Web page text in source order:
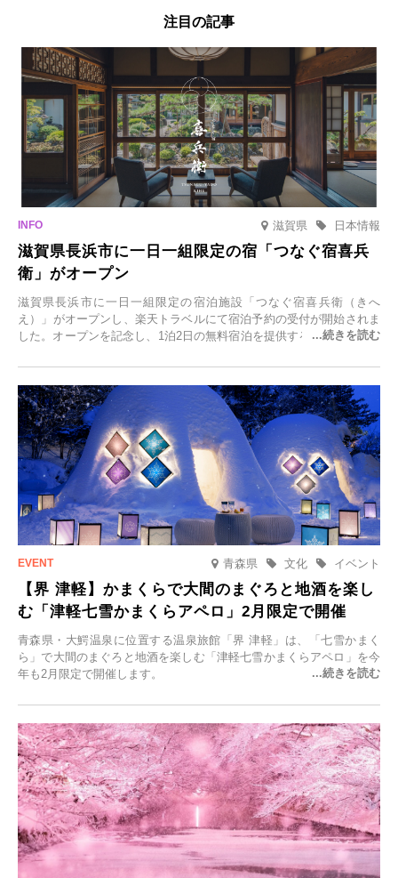
注目の記事
滋賀県 日本情報
滋賀県長浜市に一日一組限定の宿「つなぐ宿喜兵
衛」がオープン
滋賀県長浜市に一日一組限定の宿泊施設「つなぐ宿喜兵衛（きへ
え）」がオープンし、楽天トラベルにて宿泊予約の受付が開始されま
した。オープンを記念し、1泊2日の無料宿泊を提供するキャンペーン
一組限定の宿だからこそ叶う、大切な人との特別な時間を体験いただ
けます。
青森県 イベント
文化
【界 津軽】かまくらで大間のまぐろと地酒を楽し
む「津軽七雪かまくらアペロ」2月限定で開催
青森県・大鰐温泉に位置する温泉旅館「界 津軽」は、「七雪かまく
ら」で大間のまぐろと地酒を楽しむ「津軽七雪かまくらアペロ」を今
年も2月限定で開催します。